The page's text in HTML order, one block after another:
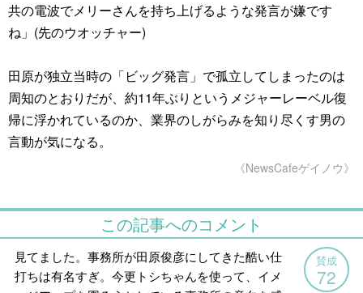
共の電波でメリーさんを持ち上げるような発言が嫌です
ね」(先のウオッチャー)
田原が独立当時の「ビッグ発言」で孤立してしまったのは
周知のとおりだが、約11年ぶりというメジャーレーベル復
帰に浮かれているのか、業界のしがらみを知り尽くす男の
言動が気になる。
《NewsCafeゲイノウ》